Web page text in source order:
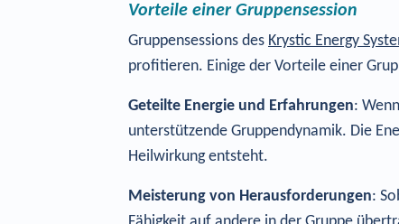
Vorteile einer Gruppensession
Gruppensessions des Krystic Energy
profitieren. Einige der Vorteile einer
Geteilte Energie und Erfahrungen:
unterstützende Gruppendynamik. Die
Heilwirkung entsteht.
Meisterung von Herausforderungen: